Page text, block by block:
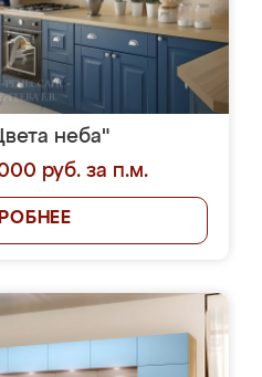
неба"
руб. за п.м.